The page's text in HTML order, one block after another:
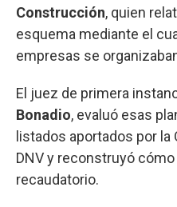
Construcción, quien
esquema mediante el
empresas se
El juez de primera
Bonadio, evaluó esas
listados aportados por
DNV y reconstruyó
recaudatorio.